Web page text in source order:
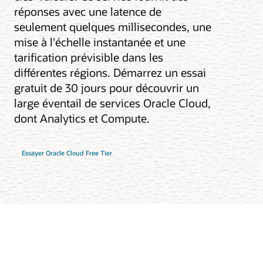
réponses avec une latence de
seulement quelques millisecondes, une
mise à l'échelle instantanée et une
tarification prévisible dans les
différentes régions. Démarrez un essai
gratuit de 30 jours pour découvrir un
large éventail de services Oracle Cloud,
dont Analytics et Compute.
Essayer Oracle Cloud Free Tier